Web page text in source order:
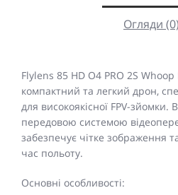
Огляди (0)
Flylens 85 HD O4 PRO 2S
компактний та легкий дрон,
для високоякісної FPV-зйомки.
передовою системою
забезпечує чітке зображення
час польоту.
Основні особливості: